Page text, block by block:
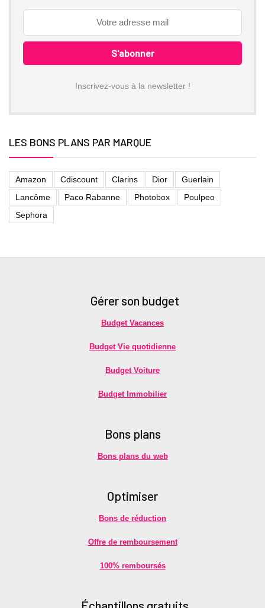
Inscrivez-vous à la newsletter !
LES BONS PLANS PAR MARQUE
Amazon Cdiscount Clarins Dior
Guerlain
Lancôme
Paco Rabanne Photobox
Poulpeo
Sephora
Gérer son budget
Budget Vacances
Budget Vie quotidienne
Budget Voiture
Budget Immobilier
Bons plans
Bons plans du web
Optimiser
Bons de réduction
Offre de remboursement
100% remboursés